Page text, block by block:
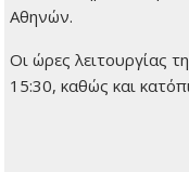
Αθηνών.
Οι ώρες λειτουργίας
15:30, καθώς και